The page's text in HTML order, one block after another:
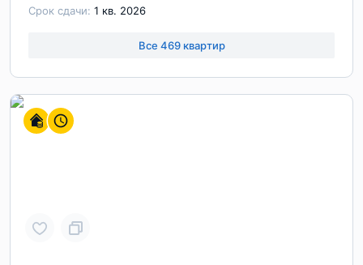
Срок сдачи: 1 кв. 2026
Все 469 квартир